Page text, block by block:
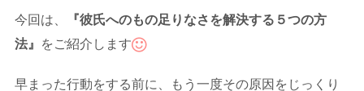
今回は、
『彼氏へのもの足りなさを解決する５つの方
法』
をご紹介します
早まった行動をする前に、もう一度その原因をじっくり